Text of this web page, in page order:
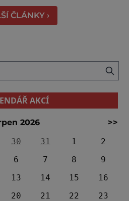
z nich vypráví o t
ČLÁNKY ›
AKCÍ
2026
>>
30 31 1
2
6 7 8
9
13 14 15
16
20 21 22
23